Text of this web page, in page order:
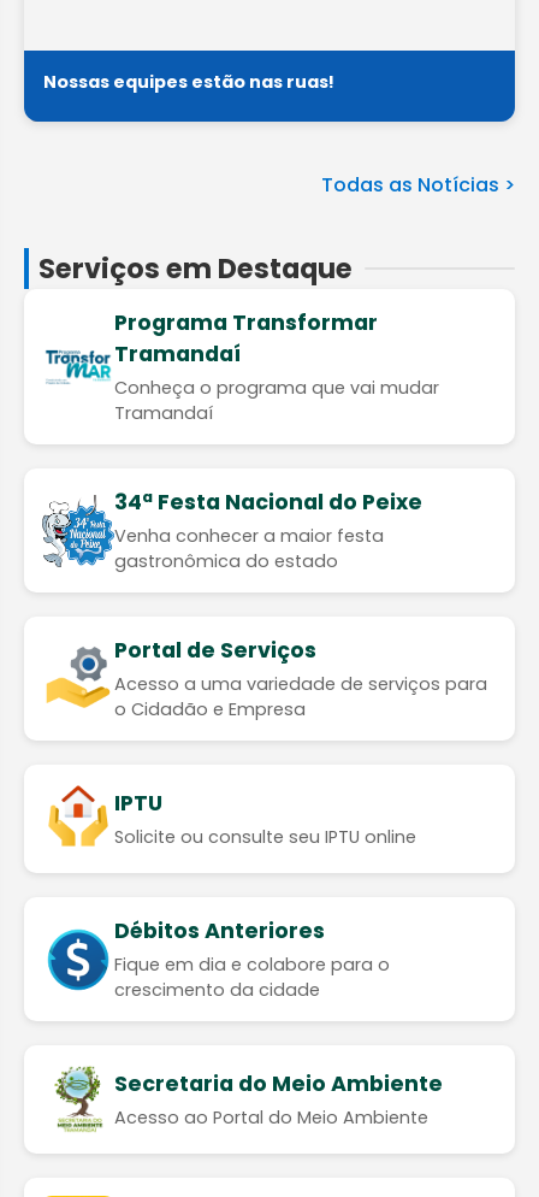
Nossas equipes estão nas ruas!
Todas as Notícias >
Serviços em Destaque
Programa Transformar
Tramandaí
Conheça o programa que vai mudar
Tramandaí
34ª Festa Nacional do Peixe
Venha conhecer a maior festa
gastronômica do estado
Portal de Serviços
Acesso a uma variedade de serviços para
o Cidadão e Empresa
IPTU
Solicite ou consulte seu IPTU online
Débitos Anteriores
Fique em dia e colabore para o
crescimento da cidade
Secretaria do Meio Ambiente
Acesso ao Portal do Meio Ambiente